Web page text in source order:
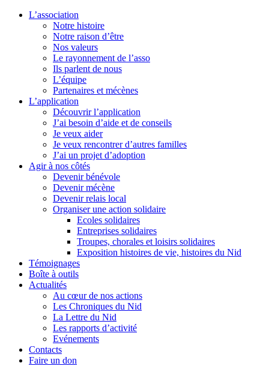
L’association
Notre histoire
Notre raison d’être
Nos valeurs
Le rayonnement de l’asso
Ils parlent de nous
L’équipe
Partenaires et mécènes
L’application
Découvrir l’application
J’ai besoin d’aide et de conseils
Je veux aider
Je veux rencontrer d’autres familles
J’ai un projet d’adoption
Agir à nos côtés
Devenir bénévole
Devenir mécène
Devenir relais local
Organiser une action solidaire
Ecoles solidaires
Entreprises solidaires
Troupes, chorales et loisirs solidaires
Exposition histoires de vie, histoires du Nid
Témoignages
Boîte à outils
Actualités
Au cœur de nos actions
Les Chroniques du Nid
La Lettre du Nid
Les rapports d’activité
Evénements
Contacts
Faire un don